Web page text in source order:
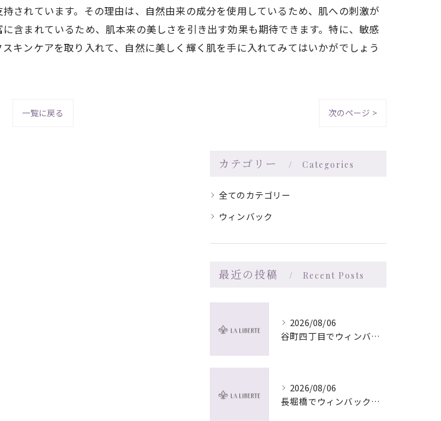
されています。その理由は、自然由来の成分を使用しているため、肌への刺激が
含まれているため、肌本来の美しさを引き出す効果も期待できます。特に、敏感
キンケアを取り入れて、自然に美しく輝く肌を手に入れてみてはいかがでしょう
一覧に戻る 次のページ >
カテゴリー Categories
全てのカテゴリー
ウィンバック
最近の投稿 Recent Posts
2026/08/06
谷町四丁目でウィンバック×マッサージ｜LA LIBERTE
2026/08/06
長堀橋でウィンバック×マッサージ｜LA LIBERTE